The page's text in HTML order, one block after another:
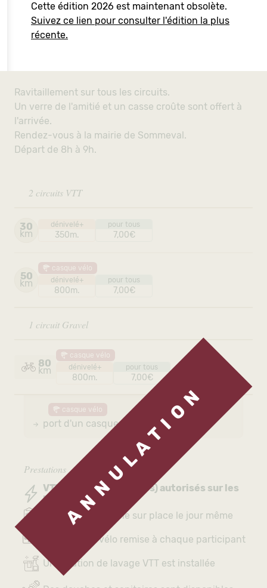
Cette édition 2026 est maintenant obsolète.
Suivez ce lien pour consulter l'édition la plus
récente.
A N N U L A T I O N
Ravitaillement sur tous les circuits.
Un verre de l'amitié et un casse croûte sont offert à
l'arrivée.
Rendez-vous à la mairie de Sommeval.
Départ de 8h à 9h.
2 circuits VTT
30
km
dénivelé+
350m.
pour tous
7,00€
50
km
casque vélo
dénivelé+
800m.
pour tous
7,00€
1 circuit Gravel
80
km
casque vélo
dénivelé+
800m.
pour tous
7,00€
casque vélo
port d'un casque vélo obligatoire
Prestations
VTTAE (VTT Électriques) autorisés sur les
parcours
Inscription possible sur place le jour même
Une plaque-vélo remise à chaque participant
Une station de lavage VTT est installée